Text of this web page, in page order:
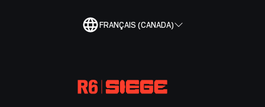
FRANÇAIS (CANADA)